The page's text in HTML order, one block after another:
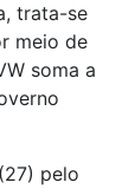
trata-se
meio de
soma a
pelo